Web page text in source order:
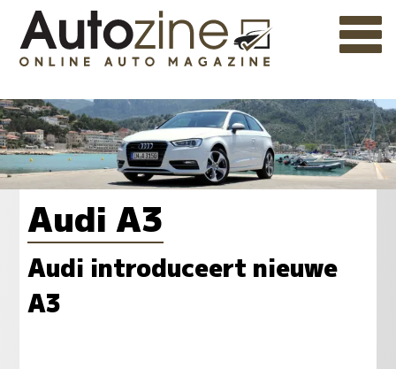
Audi A3
Audi introduceert nieuwe
A3